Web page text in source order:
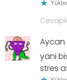
Aycan
yani
stres